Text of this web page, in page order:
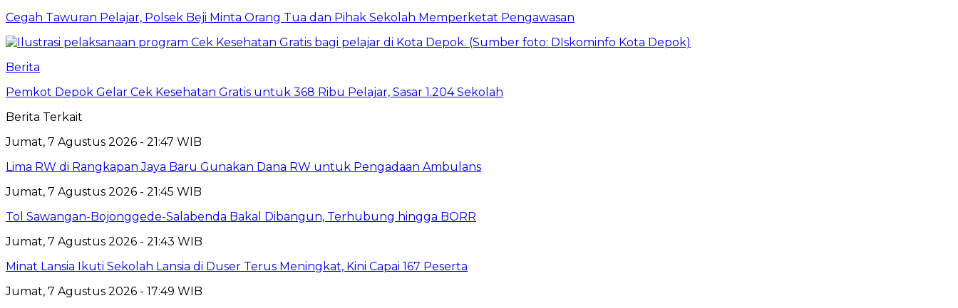
Cegah Tawuran Pelajar, Polsek Beji Minta Orang Tua dan Pihak Sekolah Memperketat Pengawasan
Berita
Pemkot Depok Gelar Cek Kesehatan Gratis untuk 368 Ribu Pelajar, Sasar 1.204 Sekolah
Berita Terkait
Jumat, 7 Agustus 2026 - 21:47 WIB
Lima RW di Rangkapan Jaya Baru Gunakan Dana RW untuk Pengadaan Ambulans
Jumat, 7 Agustus 2026 - 21:45 WIB
Tol Sawangan-Bojonggede-Salabenda Bakal Dibangun, Terhubung hingga BORR
Jumat, 7 Agustus 2026 - 21:43 WIB
Minat Lansia Ikuti Sekolah Lansia di Duser Terus Meningkat, Kini Capai 167 Peserta
Jumat, 7 Agustus 2026 - 17:49 WIB